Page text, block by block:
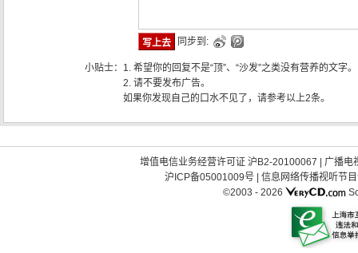
同步到:
小贴士： 1. 希望你的回复不是“顶”、“沙发”之类没有营养的文字。
2. 请不要发布广告。
如果你发现自己的口水不见了，请参考以上2条。
增值电信业务经营许可证 沪B2-20100067 | 广播电
沪ICP备05001009号| 信息网络传播视听节
©2003 - 2026